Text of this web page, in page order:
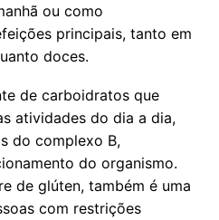
ou como
principais, tanto em
doces.
de carboidratos que
atividades do dia a dia,
do complexo B,
do organismo.
de glúten, também é uma
com restrições